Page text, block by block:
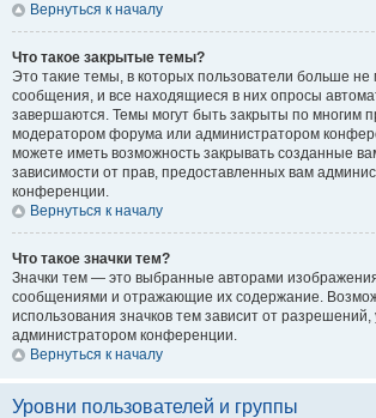
Вернуться к началу
Что такое закрытые темы?
Это такие темы, в которых пользователи больше не
сообщения, и все находящиеся в них опросы
завершаются. Темы могут быть закрыты по многим
модератором форума или администратором
можете иметь возможность закрывать созданные
зависимости от прав, предоставленных вам
конференции.
Вернуться к началу
Что такое значки тем?
Значки тем — это выбранные авторами
сообщениями и отражающие их содержание.
использования значков тем зависит от
администратором конференции.
Вернуться к началу
Уровни пользователей и группы